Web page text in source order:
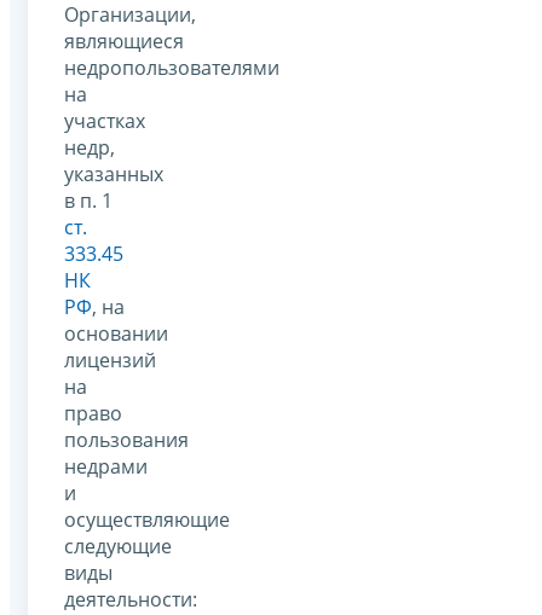
Организации,
являющиеся
недропользователями
на
участках
недр,
указанных
в п. 1
ст.
333.45
НК
РФ, на
основании
лицензий
на
право
пользования
недрами
и
осуществляющие
следующие
виды
деятельности: